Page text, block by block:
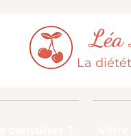
Léa
La